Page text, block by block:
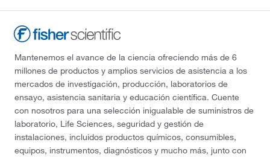
Mantenemos el avance de la ciencia ofreciendo más de 6
millones de productos y amplios servicios de asistencia a los
mercados de investigación, producción, laboratorios de
ensayo, asistencia sanitaria y educación científica. Cuente
con nosotros para una selección inigualable de suministros de
laboratorio, Life Sciences, seguridad y gestión de
instalaciones, incluidos productos químicos, consumibles,
equipos, instrumentos, diagnósticos y mucho más, junto con